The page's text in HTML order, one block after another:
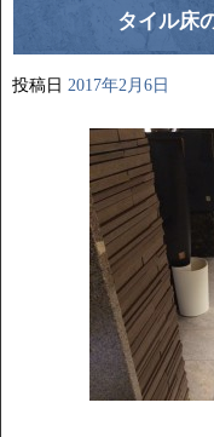
タイル床
投稿日 2017年2月6日